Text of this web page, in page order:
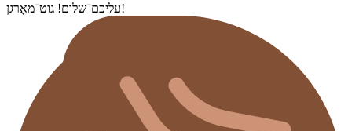
עליכם־שלום! גוט־מאָרגן!